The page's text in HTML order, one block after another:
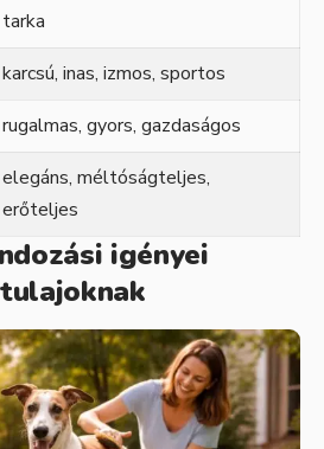
tarka
karcsú, inas, izmos, sportos
rugalmas, gyors, gazdaságos
elegáns, méltóságteljes,
erőteljes
igényei